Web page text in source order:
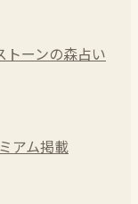
トーンの森占い
アム掲載